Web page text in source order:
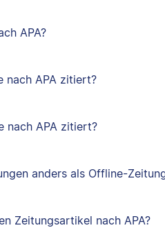
APA?
nach APA zitiert?
nach APA zitiert?
anders als Offline-
Zeitungsartikel nach APA?